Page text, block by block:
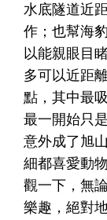
水底隧道近
作；也幫海
以能親眼目
多可以近距
點，其中最
最一開始只
意外成了旭
細都喜愛動
觀一下，無
樂趣，絕對